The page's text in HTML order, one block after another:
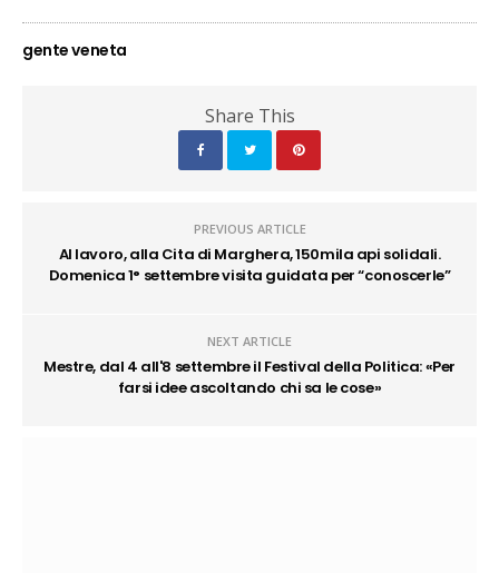
gente veneta
Share This
PREVIOUS ARTICLE
Al lavoro, alla Cita di Marghera, 150mila api solidali.
Domenica 1° settembre visita guidata per “conoscerle”
NEXT ARTICLE
Mestre, dal 4 all'8 settembre il Festival della Politica: «Per
farsi idee ascoltando chi sa le cose»